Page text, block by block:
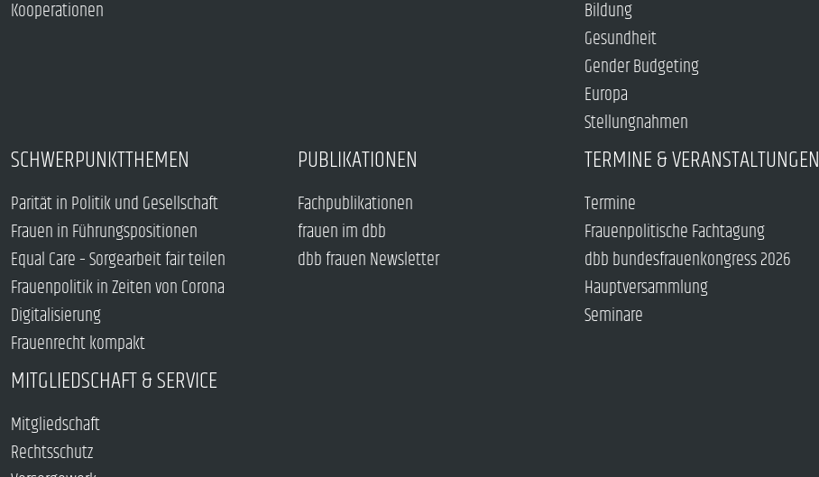
Kooperationen
Bildung
Gesundheit
Gender Budgeting
Europa
Stellungnahmen
SCHWERPUNKTTHEMEN
Parität in Politik und Gesellschaft
Frauen in Führungspositionen
Equal Care – Sorgearbeit fair teilen
Frauenpolitik in Zeiten von Corona
Digitalisierung
Frauenrecht kompakt
PUBLIKATIONEN
Fachpublikationen
frauen im dbb
dbb frauen Newsletter
TERMINE & VERANSTALTUNGEN
Termine
Frauenpolitische Fachtagung
dbb bundesfrauenkongress 2026
Hauptversammlung
Seminare
MITGLIEDSCHAFT & SERVICE
Mitgliedschaft
Rechtsschutz